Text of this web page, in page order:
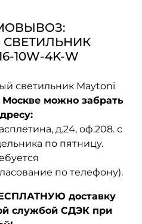
10W-4K-W
светильник Maytoni
Москве можно забрать
д.24, оф.208. с
по пятницу.
по телефону).
доставку
службой СДЭК при